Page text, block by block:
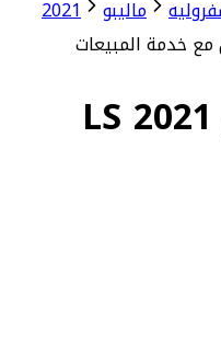
ماليبو
2021
مع خدمة المبيعات